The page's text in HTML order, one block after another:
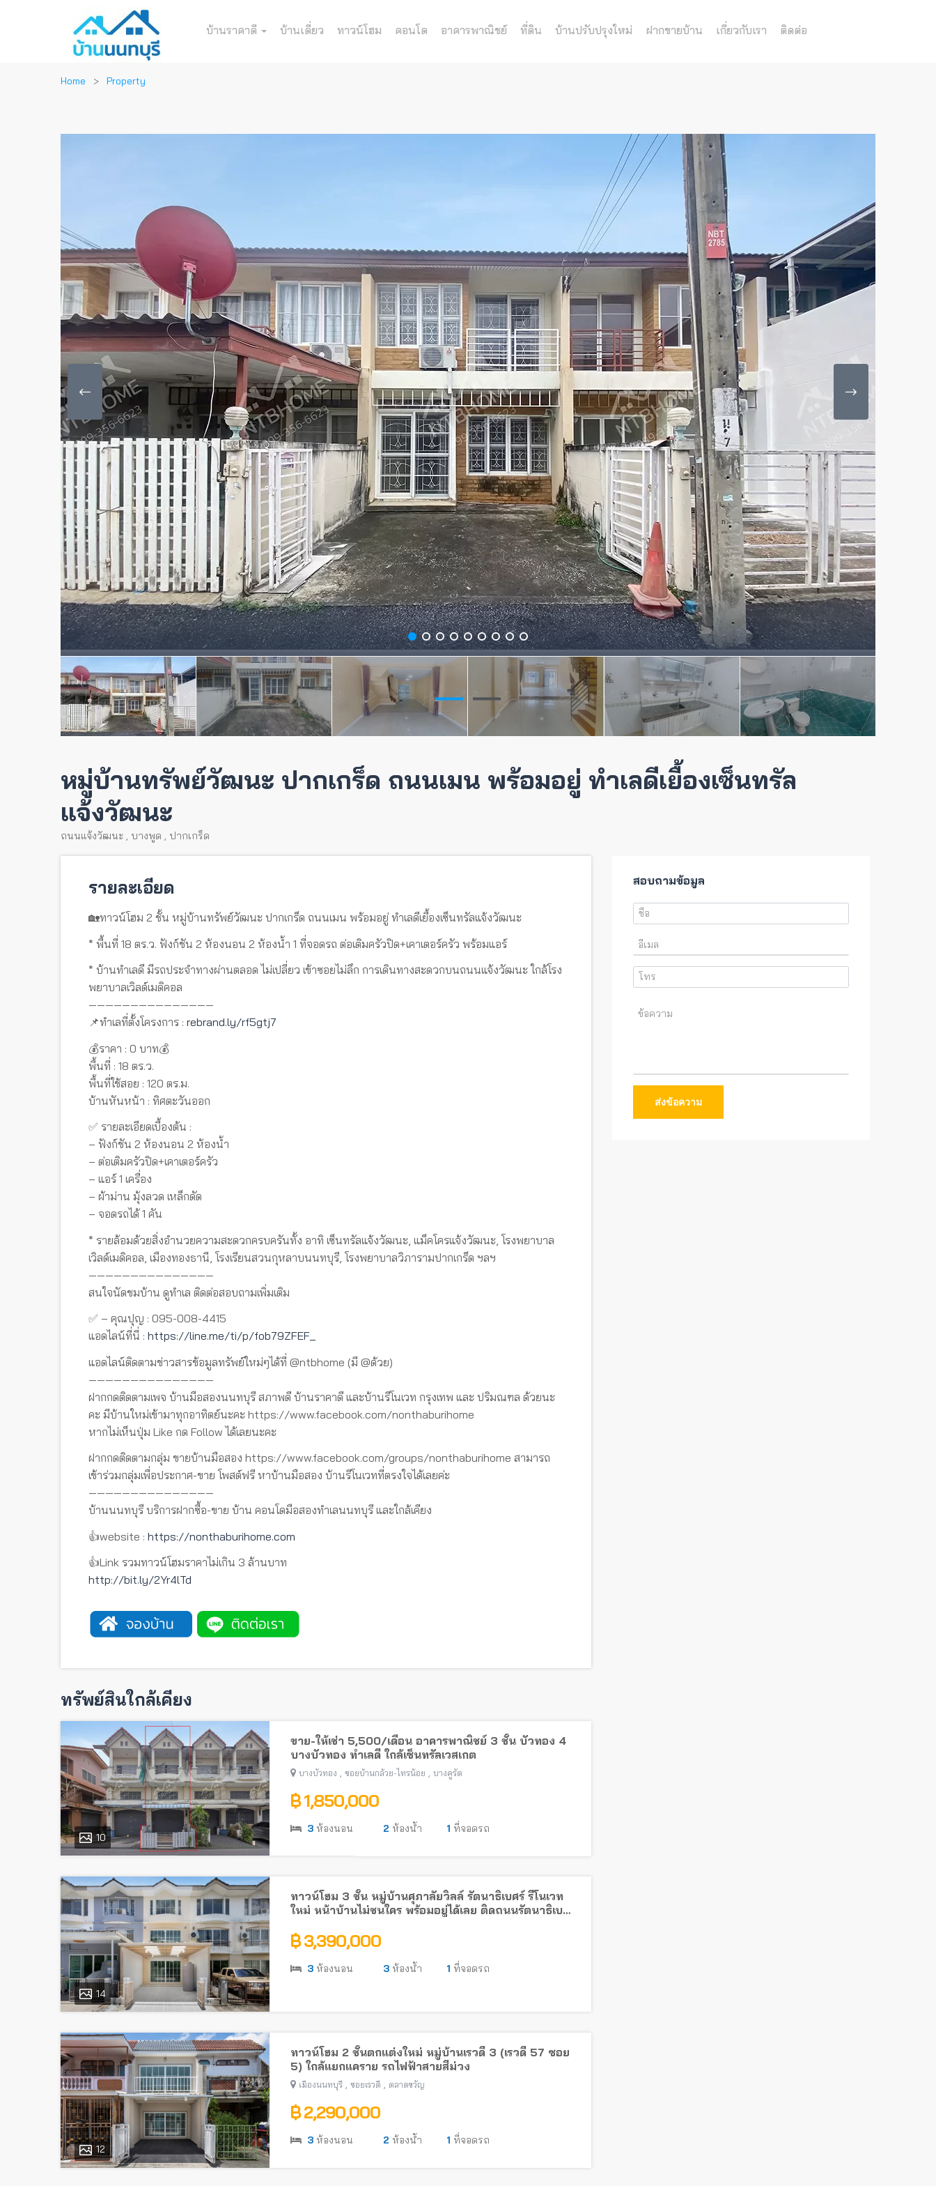
บ้านราคาดี บ้านเดี่ยว ทาวน์โฮม คอนโด อาคารพาณิชย์ ที่ดิน บ้านปรับปรุงใหม่ ฝากขายบ้าน เกี่ยวกับเรา ติดต่อ
Home Property
หมู่บ้านทรัพย์วัฒนะ ปากเกร็ด ถนนเมน พร้อมอยู่ ทำเลดีเยื้องเซ็นทรัล
แจ้งวัฒนะ
ถนนแจ้งวัฒนะ , บางพูด , ปากเกร็ด
รายละเอียด
🏡ทาวน์โฮม 2 ชั้น หมู่บ้านทรัพย์วัฒนะ ปากเกร็ด ถนนเมน พร้อมอยู่ ทำเลดีเยื้องเซ็นทรัลแจ้งวัฒนะ
* พื้นที่ 18 ตร.ว. ฟังก์ชัน 2 ห้องนอน 2 ห้องน้ำ 1 ที่จอดรถ ต่อเติมครัวปิด+เคาเตอร์ครัว พร้อมแอร์
* บ้านทำเลดี มีรถประจำทางผ่านตลอด ไม่เปลี่ยว เข้าซอยไม่ลึก การเดินทางสะดวกบนถนนแจ้งวัฒนะ ใกล้โรง
พยาบาลเวิลด์เมดิคอล
———————————————
📌ทำเลที่ตั้งโครงการ : rebrand.ly/rf5gtj7
💰ราคา : 0 บาท💰
พื้นที่ : 18 ตร.ว.
พื้นที่ใช้สอย : 120 ตร.ม.
บ้านหันหน้า : ทิศตะวันออก
✅ รายละเอียดเบื้องต้น :
– ฟังก์ชัน 2 ห้องนอน 2 ห้องน้ำ
– ต่อเติมครัวปิด+เคาเตอร์ครัว
– แอร์ 1 เครื่อง
– ผ้าม่าน มุ้งลวด เหล็กดัด
– จอดรถได้ 1 คัน
* รายล้อมด้วยสิ่งอำนวยความสะดวกครบครันทั้ง อาทิ เซ็นทรัลแจ้งวัฒนะ, แม็คโครแจ้งวัฒนะ, โรงพยาบาล
เวิลด์เมดิคอล, เมืองทองธานี, โรงเรียนสวนกุหลาบนนทบุรี, โรงพยาบาลวิภารามปากเกร็ด ฯลฯ
———————————————
สนใจนัดชมบ้าน ดูทำเล ติดต่อสอบถามเพิ่มเติม
✅ – คุณปุญ : 095-008-4415
แอดไลน์ที่นี่ : https://line.me/ti/p/fob79ZFEF_
แอดไลน์ติดตามข่าวสารข้อมูลทรัพย์ใหม่ๆได้ที่ @ntbhome (มี @ด้วย)
———————————————
ฝากกดติดตามเพจ บ้านมือสองนนทบุรี สภาพดี บ้านราคาดี และบ้านรีโนเวท กรุงเทพ และ ปริมณฑล ด้วยนะ
คะ มีบ้านใหม่เข้ามาทุกอาทิตย์นะคะ https://www.facebook.com/nonthaburihome
หากไม่เห็นปุ่ม Like กด Follow ได้เลยนะคะ
ฝากกดติดตามกลุ่ม ขายบ้านมือสอง https://www.facebook.com/groups/nonthaburihome สามารถ
เข้าร่วมกลุ่มเพื่อประกาศ-ขาย โพสต์ฟรี หาบ้านมือสอง บ้านรีโนเวทที่ตรงใจได้เลยค่ะ
———————————————
บ้านนนทบุรี บริการฝากซื้อ-ขาย บ้าน คอนโดมือสองทำเลนนทบุรี และใกล้เคียง
👍website : https://nonthaburihome.com
👍Link รวมทาวน์โฮมราคาไม่เกิน 3 ล้านบาท
http://bit.ly/2Yr4lTd
ทรัพย์สินใกล้เคียง
10
ขาย-ให้เช่า 5,500/เดือน อาคารพาณิชย์ 3 ชั้น บัวทอง 4
บางบัวทอง ทำเลดี ใกล้เซ็นทรัลเวสเกต
บางบัวทอง ซอยบ้านกล้วย-ไทรน้อย บางคูรัด
฿ 1,850,000
3 ห้องนอน 2 ห้องน้ำ 1 ที่จอดรถ
14
ทาวน์โฮม 3 ชั้น หมู่บ้านศุภาลัยวิลล์ รัตนาธิเบศร์ รีโนเวท
ใหม่ หน้าบ้านไม่ชนใคร พร้อมอยู่ได้เลย ติดถนนรัตนาธิเบศร์
฿ 3,390,000
3 ห้องนอน 3 ห้องน้ำ 1 ที่จอดรถ
12
ทาวน์โฮม 2 ชั้นตกแต่งใหม่ หมู่บ้านเรวดี 3 (เรวดี 57 ซอย
5) ใกล้แยกแคราย รถไฟฟ้าสายสีม่วง
เมืองนนทบุรี , ซอยเรวดี , ตลาดขวัญ
฿ 2,290,000
3 ห้องนอน 2 ห้องน้ำ 1 ที่จอดรถ
สอบถามข้อมูล
ส่งข้อความ